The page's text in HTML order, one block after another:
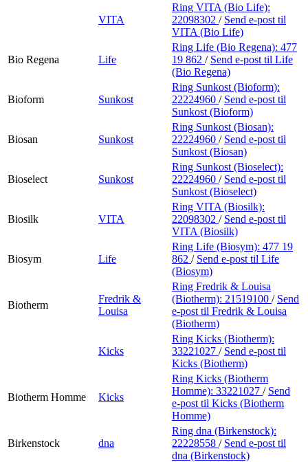
VITA
Ring VITA (Bio Life):
22098302 / Send e-post til
VITA (Bio Life)
Bio Regena Life
Ring Life (Bio Regena): 477
19 862 / Send e-post til Life
(Bio Regena)
Bioform Sunkost
Ring Sunkost (Bioform):
22224960 / Send e-post til
Sunkost (Bioform)
Biosan Sunkost
Ring Sunkost (Biosan):
22224960 / Send e-post til
Sunkost (Biosan)
Bioselect Sunkost
Ring Sunkost (Bioselect):
22224960 / Send e-post til
Sunkost (Bioselect)
Biosilk VITA
Ring VITA (Biosilk):
22098302 / Send e-post til
VITA (Biosilk)
Biosym Life
Ring Life (Biosym): 477 19
862 / Send e-post til Life
(Biosym)
Biotherm
Fredrik &
Louisa
Ring Fredrik & Louisa
(Biotherm): 21519100 / Send
e-post til Fredrik & Louisa
(Biotherm)
Kicks
Ring Kicks (Biotherm):
33221027 / Send e-post til
Kicks (Biotherm)
Biotherm Homme Kicks
Ring Kicks (Biotherm
Homme): 33221027 / Send
e-post til Kicks (Biotherm
Homme)
Birkenstock dna
Ring dna (Birkenstock):
22228558 / Send e-post til
dna (Birkenstock)